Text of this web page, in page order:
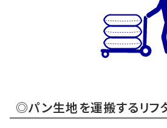
◎パン生地を運搬するリフ